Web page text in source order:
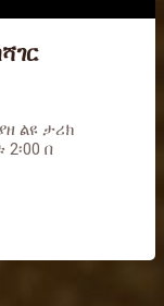
ልዩ ታሪክ
በ